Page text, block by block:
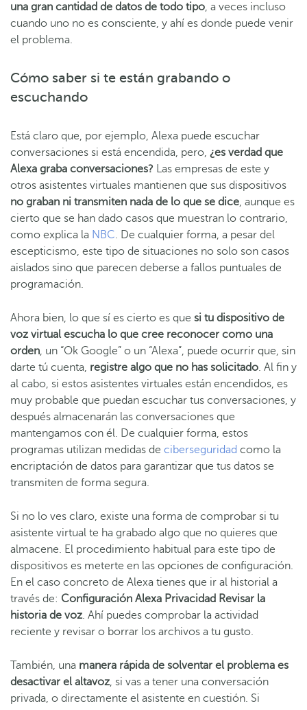
una gran cantidad de datos de todo tipo, a veces incluso
cuando uno no es consciente, y ahí es donde puede venir
el problema.
Cómo saber si te están grabando o
escuchando
Está claro que, por ejemplo, Alexa puede escuchar
conversaciones si está encendida, pero, ¿es verdad que
Alexa graba conversaciones? Las empresas de este y
otros asistentes virtuales mantienen que sus dispositivos
no graban ni transmiten nada de lo que se dice, aunque es
cierto que se han dado casos que muestran lo contrario,
como explica la NBC. De cualquier forma, a pesar del
escepticismo, este tipo de situaciones no solo son casos
aislados sino que parecen deberse a fallos puntuales de
programación.
Ahora bien, lo que sí es cierto es que si tu dispositivo de
voz virtual escucha lo que cree reconocer como una
orden, un “Ok Google” o un “Alexa”, puede ocurrir que, sin
darte tú cuenta, registre algo que no has solicitado. Al fin y
al cabo, si estos asistentes virtuales están encendidos, es
muy probable que puedan escuchar tus conversaciones, y
después almacenarán las conversaciones que
mantengamos con él. De cualquier forma, estos
programas utilizan medidas de ciberseguridad como la
encriptación de datos para garantizar que tus datos se
transmiten de forma segura.
Si no lo ves claro, existe una forma de comprobar si tu
asistente virtual te ha grabado algo que no quieres que
almacene. El procedimiento habitual para este tipo de
dispositivos es meterte en las opciones de configuración.
En el caso concreto de Alexa tienes que ir al historial a
través de: Configuración Alexa Privacidad Revisar la
historia de voz. Ahí puedes comprobar la actividad
reciente y revisar o borrar los archivos a tu gusto.
También, una manera rápida de solventar el problema es
desactivar el altavoz, si vas a tener una conversación
privada, o directamente el asistente en cuestión. Si